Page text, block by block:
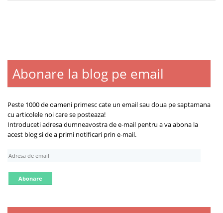
Abonare la blog pe email
Peste 1000 de oameni primesc cate un email sau doua pe saptamana
cu articolele noi care se posteaza!
Introduceti adresa dumneavostra de e-mail pentru a va abona la
acest blog si de a primi notificari prin e-mail.
A
r
e